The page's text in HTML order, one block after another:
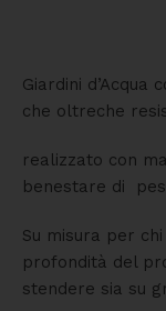
Giardini d’Acqua
che oltreche
realizzato con
benestare di
Su misura per
profondità del
stendere sia su